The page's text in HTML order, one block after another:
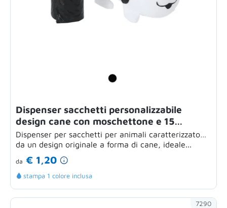
Dispenser sacchetti personalizzabile
design cane con moschettone e 15
sacchetti
Dispenser per sacchetti per animali caratterizzato
da un design originale a forma di cane, ideale...
da € 1,20
stampa 1 colore inclusa
7290